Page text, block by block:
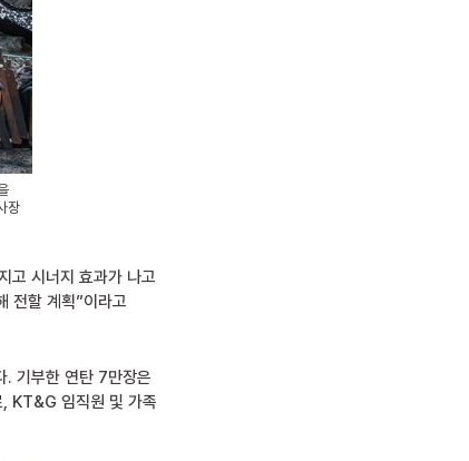
장
고 시너지 효과가 나고
전할 계획”이라고
기부한 연탄 7만장은
, KT&G 임직원 및 가족